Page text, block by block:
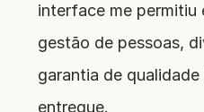
interface me permitiu
gestão de pessoas,
garantia de
entregue.